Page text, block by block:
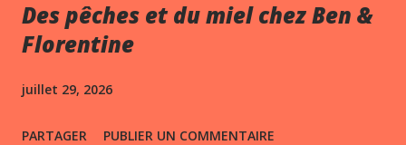
Des pêches et du miel chez Ben &
Florentine
juillet 29, 2026
PARTAGER PUBLIER UN COMMENTAIRE